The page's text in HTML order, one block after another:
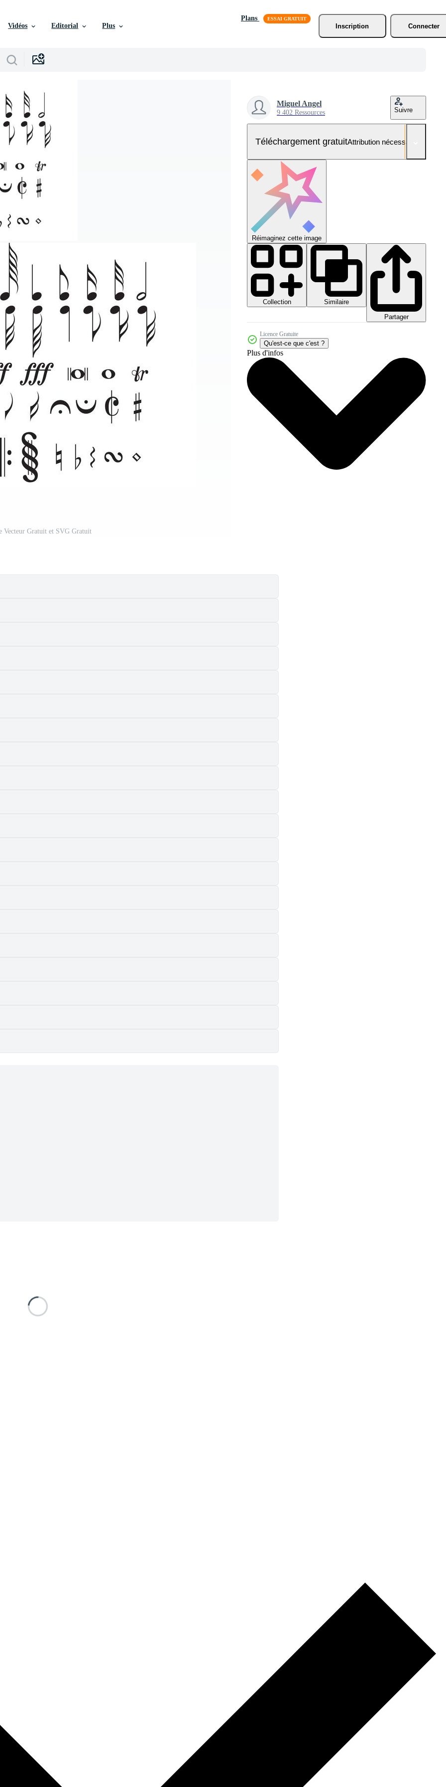
Vidéos Editorial Plus
Plans
Inscription
Connecter
Vecteur Gratuit et SVG Gratuit
Miguel Angel
9 402 Ressources Suivre
Téléchargement gratuitAttribution nécessaire
Réimaginez cette image
Collection
Similaire
Partager
Licence Gratuite
Qu'est-ce que c'est ?
Plus d'infos